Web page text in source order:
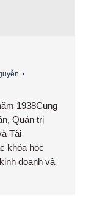
1938Cung
Quản trị
Tài
khóa học
doanh và